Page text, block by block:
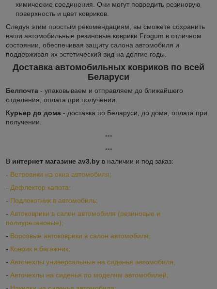
химические соединения. Они могут повредить резиновую
поверхность и цвет ковриков.
Следуя этим простым рекомендациям, вы сможете сохранить
ваши автомобильные резиновые коврики Frogum в отличном
состоянии, обеспечивая защиту салона автомобиля и
поддерживая их эстетический вид на долгие годы.
Доставка автомобильных ковриков по всей
Беларуси
Белпочта - упаковываем и отправляем до ближайшего
отделения, оплата при получении.
Курьер до дома - доставка по Беларуси, до дома, оплата при
получении.
---
---
В интернет магазине av3.by в наличии и под заказ:
- Ветровики на окна автомобиля;
- Дефлектор капота;
- Подлокотник в автомобиль;
- Автоковрики в салон автомобиля (резиновые и
полиуретановые);
- Ворсовые автоковрики в салон автомобиля;
- Коврик в багажник;
- Авточехлы универсальные на сиденья автомобиля;
- Авточехлы на сиденья по моделям автомобилей;